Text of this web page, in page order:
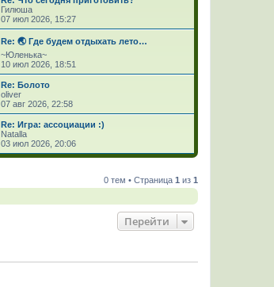
Гилюша
07 июл 2026, 15:27
Re: 🌏 Где будем отдыхать лето…
~Юленька~
10 июл 2026, 18:51
Re: Болото
oliver
07 авг 2026, 22:58
Re: Игра: ассоциации :)
Natalla
03 июл 2026, 20:06
0 тем • Страница 1 из 1
Перейти